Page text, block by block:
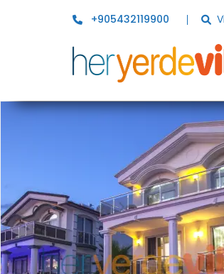
+905432119900